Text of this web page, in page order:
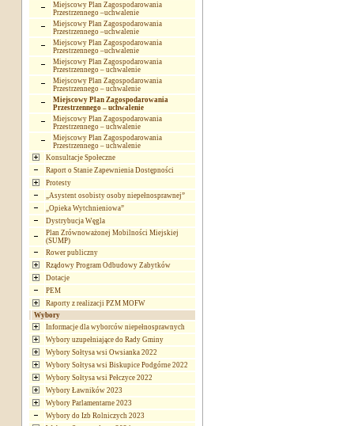
Miejscowy Plan Zagospodarowania
Przestrzennego –uchwalenie
Miejscowy Plan Zagospodarowania
Przestrzennego –uchwalenie
Miejscowy Plan Zagospodarowania
Przestrzennego –uchwalenie
Miejscowy Plan Zagospodarowania
Przestrzennego – uchwalenie
Miejscowy Plan Zagospodarowania
Przestrzennego – uchwalenie
Miejscowy Plan Zagospodarowania
Przestrzennego – uchwalenie
Miejscowy Plan Zagospodarowania
Przestrzennego – uchwalenie
Miejscowy Plan Zagospodarowania
Przestrzennego – uchwalenie
Konsultacje Społeczne
Raport o Stanie Zapewnienia Dostępności
Protesty
„Asystent osobisty osoby niepełnosprawnej”
„Opieka Wytchnieniowa”
Dystrybucja Węgla
Plan Zrównoważonej Mobilności Miejskiej
(SUMP)
Rower publiczny
Rządowy Program Odbudowy Zabytków
Dotacje
PEM
Raporty z realizacji PZM MOFW
Wybory
Informacje dla wyborców niepełnosprawnych
Wybory uzupełniające do Rady Gminy
Wybory Sołtysa wsi Owsianka 2022
Wybory Sołtysa wsi Biskupice Podgórne 2022
Wybory Sołtysa wsi Pełczyce 2022
Wybory Ławników 2023
Wybory Parlamentarne 2023
Wybory do Izb Rolniczych 2023